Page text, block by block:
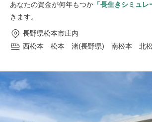
あなたの資金が何年もつか 「長生きシミュレ
きます。
長野県松本市庄内
西松本 松本 渚(長野県) 南松本 北